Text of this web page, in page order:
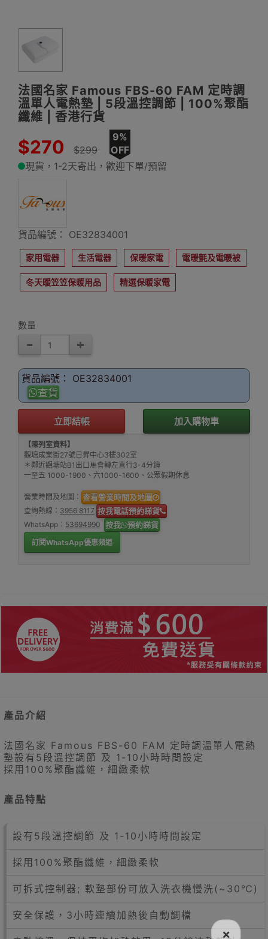
法國名家 Famous FBS-60 FAM 定時調
溫單人電熱墊 | 5段溫控調節 | 100%聚酯
纖維 | 香港行貨
$270 $299
9%
OFF
現貨，1-2天寄出，歡迎下單/預留
貨品編號： OE32834001
家用電器 生活電器 保暖家電 電暖氈及電暖被
冬天暖笠笠保暖用品 精選保暖家電
數量
貨品編號： OE32834001
查貨
立即結帳 加入購物車
【陳列室資料】
觀塘成業街27號日昇中心3樓302室
＊鄰近觀塘站B1出口馬會轉左直行3-4分鐘
一至五 1000-1900、六1000-1600、公眾假期休息
營業時間及地圖： 查看營業時間及地圖
查詢熱線： 3956 8117 按我電話預約睇貨
WhatsApp： 53694990 按我 預約睇貨
訂閱WhatsApp優惠頻道
產品介紹
法國名家 Famous FBS-60 FAM 定時調溫單人電熱
墊設有5段溫控調節 及 1-10小時時間設定
採用100%聚酯纖維，細緻柔軟
產品特點
設有5段溫控調節 及 1-10小時時間設定
採用100%聚酯纖維，細緻柔軟
可拆式控制器; 軟墊部份可放入洗衣機慢洗(~30℃)
安全保護，3小時連續加熱後自動調檔
×